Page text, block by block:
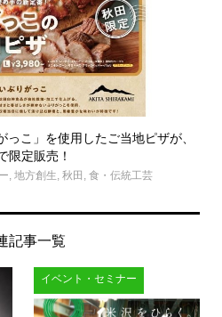
こ」を使用したご当地ピザが、
限定販売！
, 地方創生, 秋田 , 食・伝統工芸
記事一覧
イベント・セミナー